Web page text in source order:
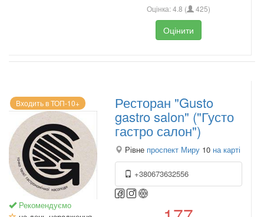
Оцінка:4.8 ( 425)
Оцінити
Входить в ТОП-10+
Рекомендуємо
Ресторан "Gusto
gastro salon" ("Густо
гастро салон")
Рівне проспект Миру 10 на карті
+380673632556